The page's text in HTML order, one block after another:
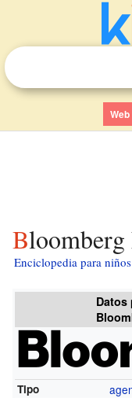
Web
Enciclopedia para niños
Datos
Tipo